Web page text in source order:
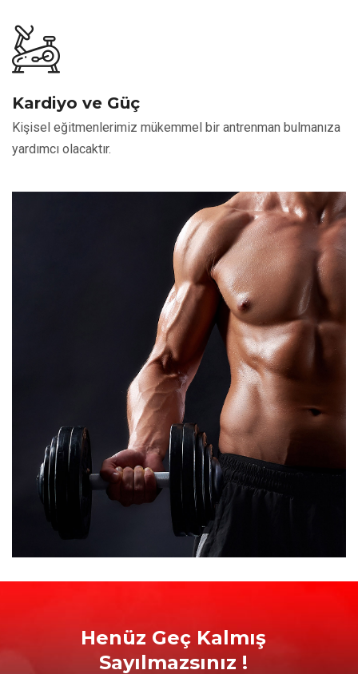
Kardiyo ve Güç
Kişisel eğitmenlerimiz mükemmel bir antrenman bulmanıza
yardımcı olacaktır.
Henüz Geç Kalmış
Sayılmazsınız !